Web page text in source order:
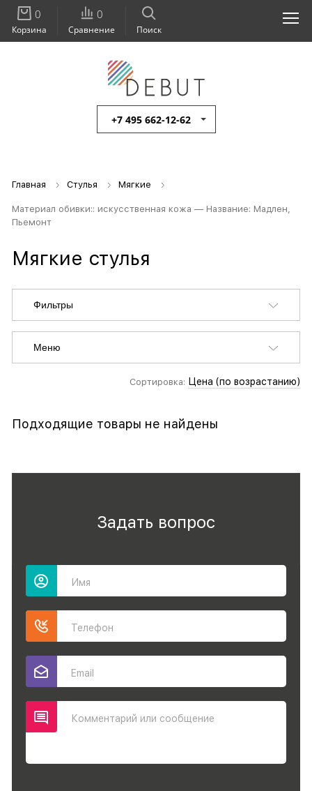
+7 495 662-12-62
Поиск
0
Сравнение
0
Корзина
Главная Стулья Мягкие
Материал обивки:: искусственная кожа — Название: Мадлен,
Пьемонт
Мягкие стулья
Фильтры
Меню
Сортировка: Цена (по возрастанию)
Подходящие товары не найдены
Задать вопрос
Имя
Телефон
Email
Комментарий или сообщение